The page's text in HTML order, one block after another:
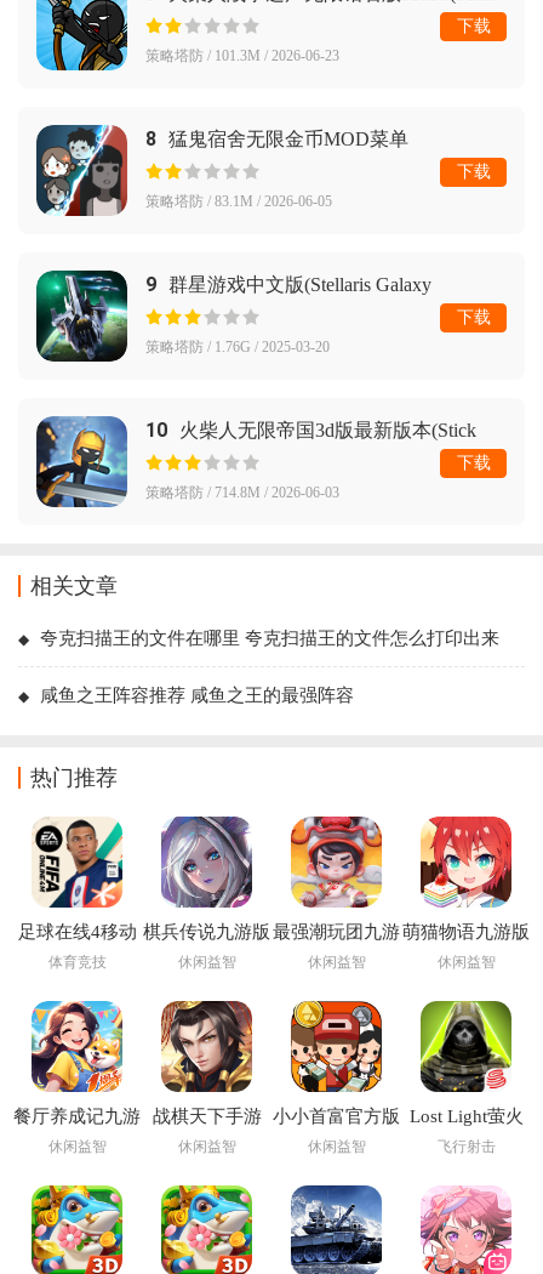
War: Legacy)
策略塔防 / 101.3M / 2026-06-23
下载
8 猛鬼宿舍无限金币MOD菜单
策略塔防 / 83.1M / 2026-06-05
下载
9 群星游戏中文版(Stellaris Galaxy
Command)
策略塔防 / 1.76G / 2025-03-20
下载
10
火柴人无限帝国3d版最新版本(Stick
Infinite Kingdom)
策略塔防 / 714.8M / 2026-06-03
下载
相关文章
夸克扫描王的文件在哪里 夸克扫描王的文件怎么打印出来
咸鱼之王阵容推荐 咸鱼之王的最强阵容
热门推荐
足球在线4移动
版下载安装
M)
体育竞技
棋兵传说九游版
休闲益智
最强潮玩团九游
版
休闲益智
萌猫物语九游版
休闲益智
餐厅养成记九游
版
休闲益智
战棋天下手游
休闲益智
小小首富官方版
休闲益智
Lost Light萤火
突击手游下载国
飞行射击